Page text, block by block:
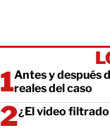
Antes y después
reales del caso
¿El video filtrado